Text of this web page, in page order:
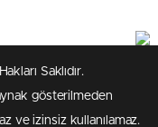
Saklıdır.
gösterilmeden
ve izinsiz kullanılamaz.